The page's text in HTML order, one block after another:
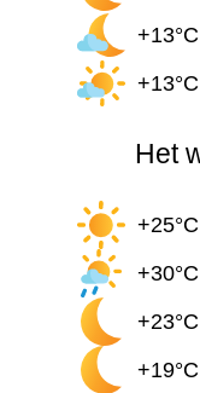
+13°C
+13°C
Het
+25°C
+30°C
+23°C
+19°C